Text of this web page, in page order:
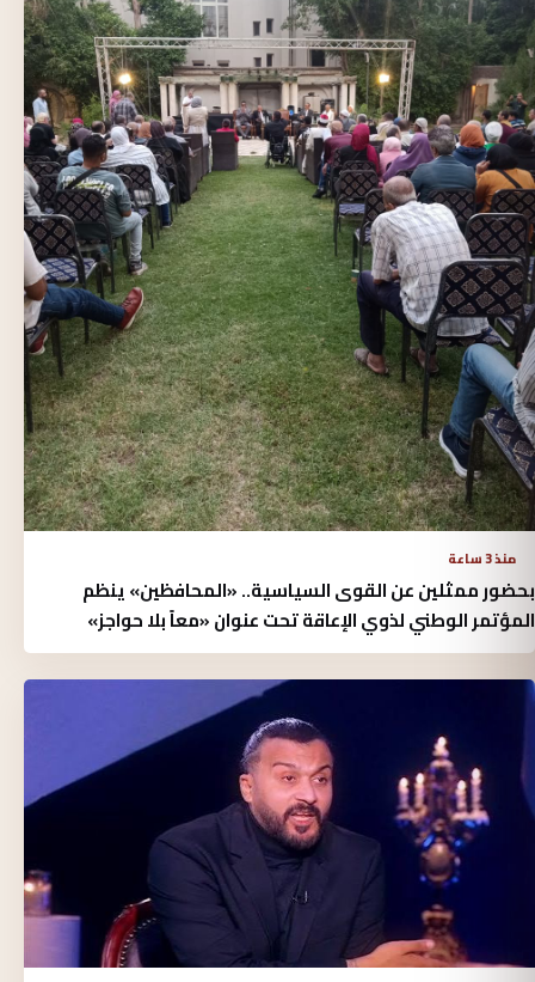
منذ 3 ساعة
بحضور ممثلين عن القوى السياسية.. «المحافظين» ينظم
المؤتمر الوطني لذوي الإعاقة تحت عنوان «معاً بلا حواجز»